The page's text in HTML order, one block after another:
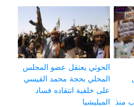
منذ
الحوثي يعتقل عضو المجلس
المحلي بحجة محمد القيسي
على خلفية انتقاده فساد
الميليشيا